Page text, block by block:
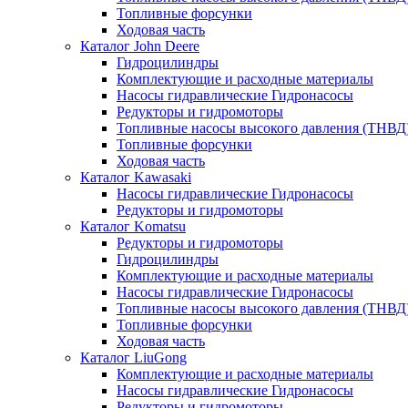
Топливные форсунки
Ходовая часть
Каталог John Deere
Гидроцилиндры
Комплектующие и расходные материалы
Насосы гидравлические Гидронасосы
Редукторы и гидромоторы
Топливные насосы высокого давления
Топливные форсунки
Ходовая часть
Каталог Kawasaki
Насосы гидравлические Гидронасосы
Редукторы и гидромоторы
Каталог Komatsu
Редукторы и гидромоторы
Гидроцилиндры
Комплектующие и расходные материалы
Насосы гидравлические Гидронасосы
Топливные насосы высокого давления
Топливные форсунки
Ходовая часть
Каталог LiuGong
Комплектующие и расходные материалы
Насосы гидравлические Гидронасосы